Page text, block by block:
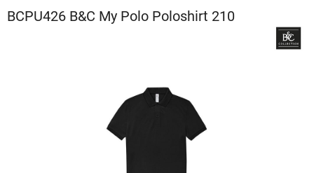
BCPU426 B&C My Polo Poloshirt 210